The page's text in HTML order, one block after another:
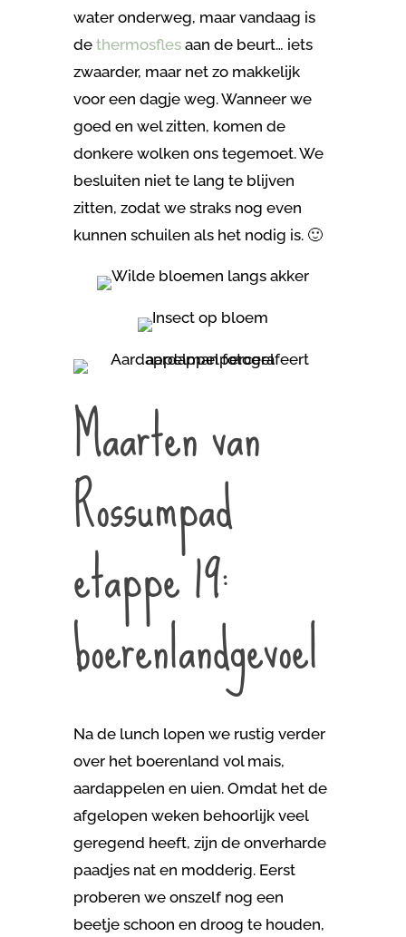
water onderweg, maar vandaag is
de thermosflesaan de beurt… iets
zwaarder, maar net zo makkelijk
voor een dagje weg. Wanneer we
goed en wel zitten, komen de
donkere wolken ons tegemoet. We
besluiten niet te lang te blijven
zitten, zodat we straks nog even
kunnen schuilen als het nodig is. 🙂
Maarten van
Rossumpad
etappe 19:
boerenlandgevoel
Na de lunch lopen we rustig verder
over het boerenland vol mais,
aardappelen en uien. Omdat het de
afgelopen weken behoorlijk veel
geregend heeft, zijn de onverharde
paadjes nat en modderig. Eerst
proberen we onszelf nog een
beetje schoon en droog te houden,